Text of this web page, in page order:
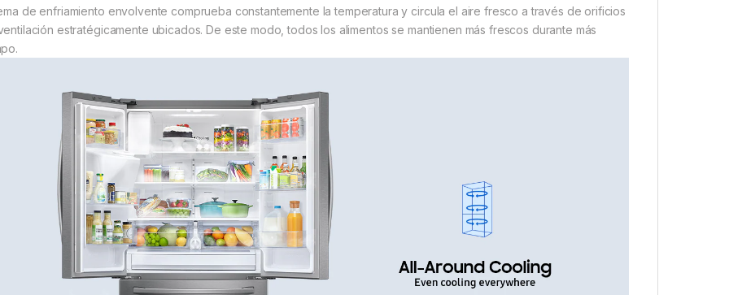
de enfriamiento envolvente comprueba constantemente la temperatura y circula el aire fresco a través de orificios
estratégicamente ubicados. De este modo, todos los alimentos se mantienen más frescos durante más